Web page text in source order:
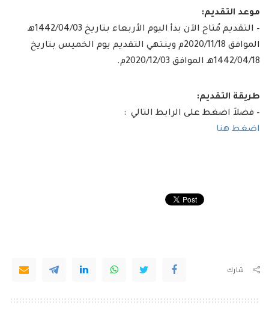
موعد التقديم:
– التقديم مُتاح الآن بدأ اليوم الأربعاء بتاريخ 1442/04/03هـ
الموافق 2020/11/18م وينتهي التقديم يوم الخميس بتاريخ
1442/04/18هـ الموافق 2020/12/03م.
طريقة التقديم:
– فضلاَ اضغط على الرابط التالي :
اضغط هنا
شارك